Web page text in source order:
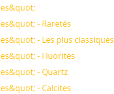
- Raretés
- Les plus classiques
- Fluorites
- Quartz
- Calcites